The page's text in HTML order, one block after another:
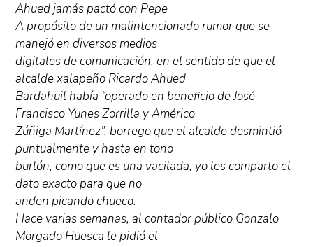
Ahued jamás pactó con Pepe
A propósito de un malintencionado rumor que se
manejó en diversos medios
digitales de comunicación, en el sentido de que el
alcalde xalapeño Ricardo Ahued
Bardahuil había “operado en beneficio de José
Francisco Yunes Zorrilla y Américo
Zúñiga Martínez”, borrego que el alcalde desmintió
puntualmente y hasta en tono
burlón, como que es una vacilada, yo les comparto el
dato exacto para que no
anden picando chueco.
Hace varias semanas, al contador público Gonzalo
Morgado Huesca le pidió el